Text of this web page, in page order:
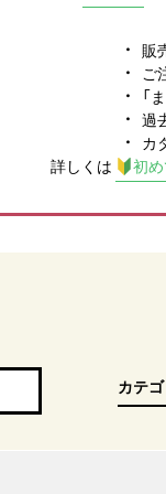
販
ご
「
過
カ
詳しくは
初